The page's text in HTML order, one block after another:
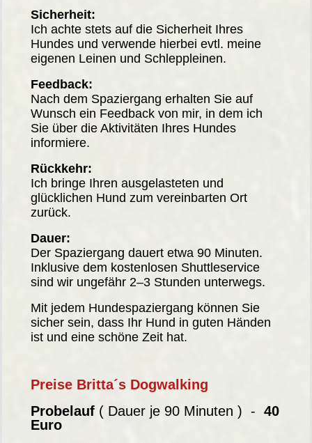
Sicherheit:
Ich achte stets auf die Sicherheit Ihres
Hundes und verwende hierbei evtl. meine
eigenen Leinen und Schleppleinen.
Feedback:
Nach dem Spaziergang erhalten Sie auf
Wunsch ein Feedback von mir, in dem ich
Sie über die Aktivitäten Ihres Hundes
informiere.
Rückkehr:
Ich bringe Ihren ausgelasteten und
glücklichen Hund zum vereinbarten Ort
zurück.
Dauer:
Der Spaziergang dauert etwa 90 Minuten.
Inklusive dem kostenlosen Shuttleservice
sind wir ungefähr 2–3 Stunden unterwegs.
Mit jedem Hundespaziergang können Sie
sicher sein, dass Ihr Hund in guten Händen
ist und eine schöne Zeit hat.
Preise Britta´s Dogwalking
Probelauf ( Dauer je 90 Minuten ) - 40
Euro